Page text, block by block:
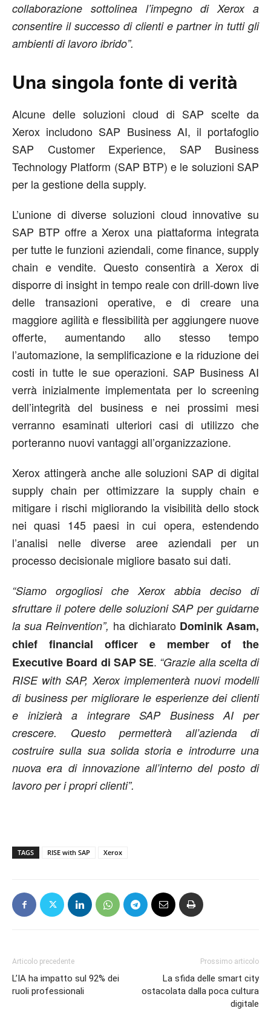
collaborazione sottolinea l’impegno di Xerox a
consentire il successo di clienti e partner in tutti gli
ambienti di lavoro ibrido”.
Una singola fonte di verità
Alcune delle soluzioni cloud di SAP scelte da
Xerox includono SAP Business AI, il portafoglio
SAP Customer Experience, SAP Business
Technology Platform (SAP BTP) e le soluzioni SAP
per la gestione della supply.
L’unione di diverse soluzioni cloud innovative su
SAP BTP offre a Xerox una piattaforma integrata
per tutte le funzioni aziendali, come finance, supply
chain e vendite. Questo consentirà a Xerox di
disporre di insight in tempo reale con drill-down live
delle transazioni operative, e di creare una
maggiore agilità e flessibilità per aggiungere nuove
offerte, aumentando allo stesso tempo
l’automazione, la semplificazione e la riduzione dei
costi in tutte le sue operazioni. SAP Business AI
verrà inizialmente implementata per lo screening
dell’integrità del business e nei prossimi mesi
verranno esaminati ulteriori casi di utilizzo che
porteranno nuovi vantaggi all’organizzazione.
Xerox attingerà anche alle soluzioni SAP di digital
supply chain per ottimizzare la supply chain e
mitigare i rischi migliorando la visibilità dello stock
nei quasi 145 paesi in cui opera, estendendo
l’analisi nelle diverse aree aziendali per un
processo decisionale migliore basato sui dati.
“Siamo orgogliosi che Xerox abbia deciso di
sfruttare il potere delle soluzioni SAP per guidarne
la sua Reinvention”, ha dichiarato Dominik Asam,
chief financial officer e member of the
Executive Board di SAP SE. “Grazie alla scelta di
RISE with SAP, Xerox implementerà nuovi modelli
di business per migliorare le esperienze dei clienti
e inizierà a integrare SAP Business AI per
crescere. Questo permetterà all’azienda di
costruire sulla sua solida storia e introdurre una
nuova era di innovazione all’interno del posto di
lavoro per i propri clienti”.
TAGS RISE with SAP Xerox
Articolo precedente
L’IA ha impatto sul 92% dei
ruoli professionali
Prossimo articolo
La sfida delle smart city
ostacolata dalla poca cultura
digitale